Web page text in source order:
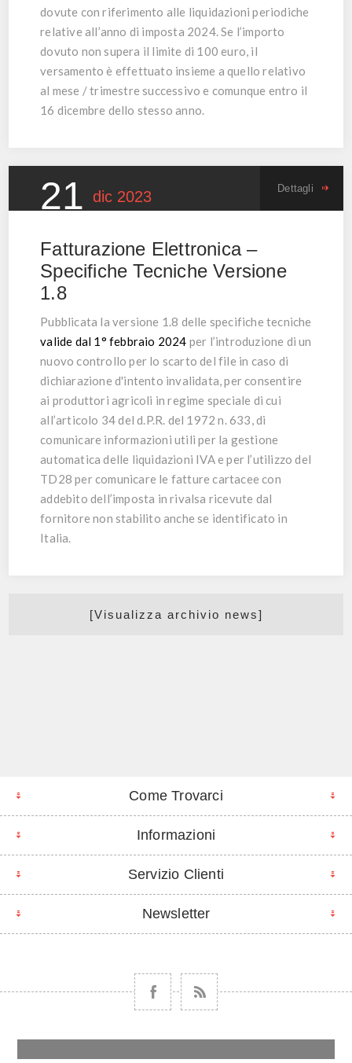
dovute con riferimento alle liquidazioni periodiche
relative all’anno di imposta 2024. Se l’importo
dovuto non supera il limite di 100 euro, il
versamento è effettuato insieme a quello relativo
al mese / trimestre successivo e comunque entro il
16 dicembre dello stesso anno.
21 dic 2023 Dettagli
Fatturazione Elettronica –
Specifiche Tecniche Versione
1.8
Pubblicata la versione 1.8 delle specifiche tecniche
valide dal 1° febbraio 2024 per l’introduzione di un
nuovo controllo per lo scarto del file in caso di
dichiarazione d'intento invalidata, per consentire
ai produttori agricoli in regime speciale di cui
all’articolo 34 del d.P.R. del 1972 n. 633, di
comunicare informazioni utili per la gestione
automatica delle liquidazioni IVA e per l’utilizzo del
TD28 per comunicare le fatture cartacee con
addebito dell’imposta in rivalsa ricevute dal
fornitore non stabilito anche se identificato in
Italia.
[Visualizza archivio news]
Come Trovarci
Informazioni
Servizio Clienti
Newsletter